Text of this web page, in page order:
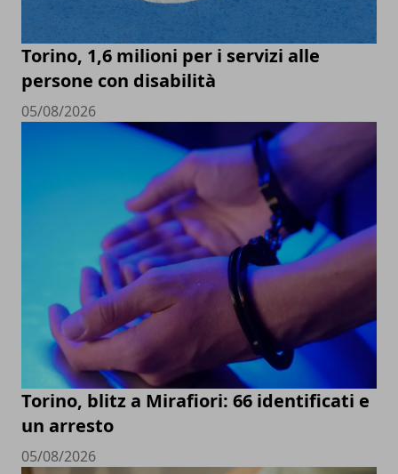
Torino, 1,6 milioni per i servizi alle
persone con disabilità
05/08/2026
Torino, blitz a Mirafiori: 66 identificati e
un arresto
05/08/2026